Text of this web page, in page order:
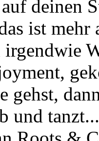
deinen
ist
gehst,
und